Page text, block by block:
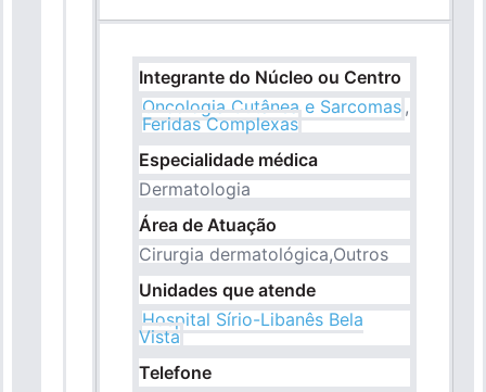
Agendamentos
Nossas Unidades
Fale Conosco
International Patient
Integrante do Núcleo ou Centro
Oncologia Cutânea e Sarcomas ,
Feridas Complexas
Especialidade médica
Dermatologia
Área de Atuação
Cirurgia dermatológica,Outros
Unidades que atende
Hospital Sírio-Libanês Bela
Vista
Telefone